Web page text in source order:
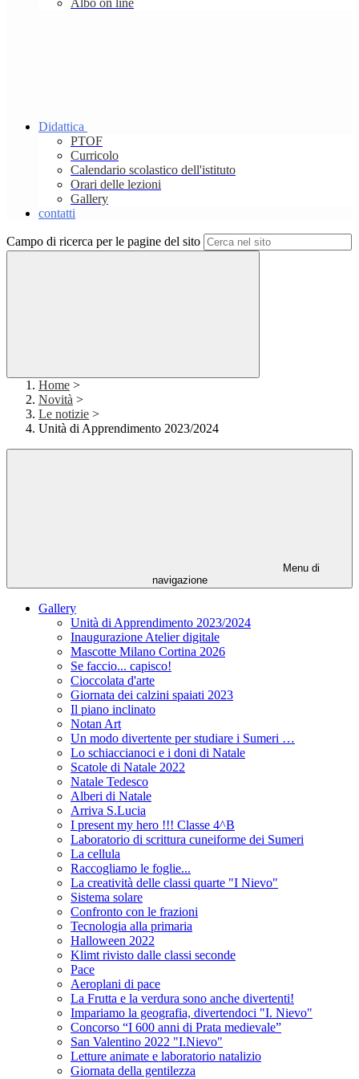
Albo on line
Didattica
PTOF
Curricolo
Calendario scolastico dell'istituto
Orari delle lezioni
Gallery
contatti
Campo di ricerca per le pagine del sito
Home >
Novità >
Le notizie >
Unità di Apprendimento 2023/2024
Menu di
navigazione
Gallery
Unità di Apprendimento 2023/2024
Inaugurazione Atelier digitale
Mascotte Milano Cortina 2026
Se faccio... capisco!
Cioccolata d'arte
Giornata dei calzini spaiati 2023
Il piano inclinato
Notan Art
Un modo divertente per studiare i Sumeri …
Lo schiaccianoci e i doni di Natale
Scatole di Natale 2022
Natale Tedesco
Alberi di Natale
Arriva S.Lucia
I present my hero !!! Classe 4^B
Laboratorio di scrittura cuneiforme dei Sumeri
La cellula
Raccogliamo le foglie...
La creatività delle classi quarte "I Nievo"
Sistema solare
Confronto con le frazioni
Tecnologia alla primaria
Halloween 2022
Klimt rivisto dalle classi seconde
Pace
Aeroplani di pace
La Frutta e la verdura sono anche divertenti!
Impariamo la geografia, divertendoci "I. Nievo"
Concorso “I 600 anni di Prata medievale”
San Valentino 2022 "I.Nievo"
Letture animate e laboratorio natalizio
Giornata della gentilezza